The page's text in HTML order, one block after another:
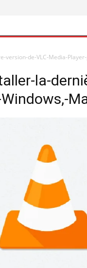
de-VLC-Media-
la-